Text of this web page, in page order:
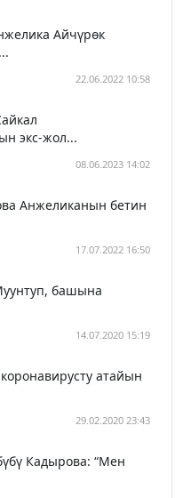
Айчүрөк
22.06.2022 10:58
экс-жол...
08.06.2023 14:02
Анжеликанын бетин
17.07.2022 16:50
башына
14.07.2020 15:19
атайын
29.02.2020 23:43
Кадырова: “Мен